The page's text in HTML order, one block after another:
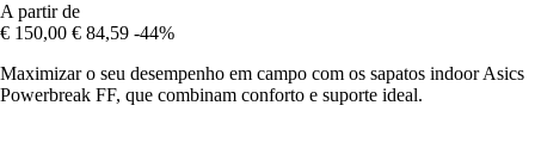
A partir de
€ 150,00 € 84,59 -44%
Maximizar o seu desempenho em campo com os sapatos indoor Asics
Powerbreak FF, que combinam conforto e suporte ideal.